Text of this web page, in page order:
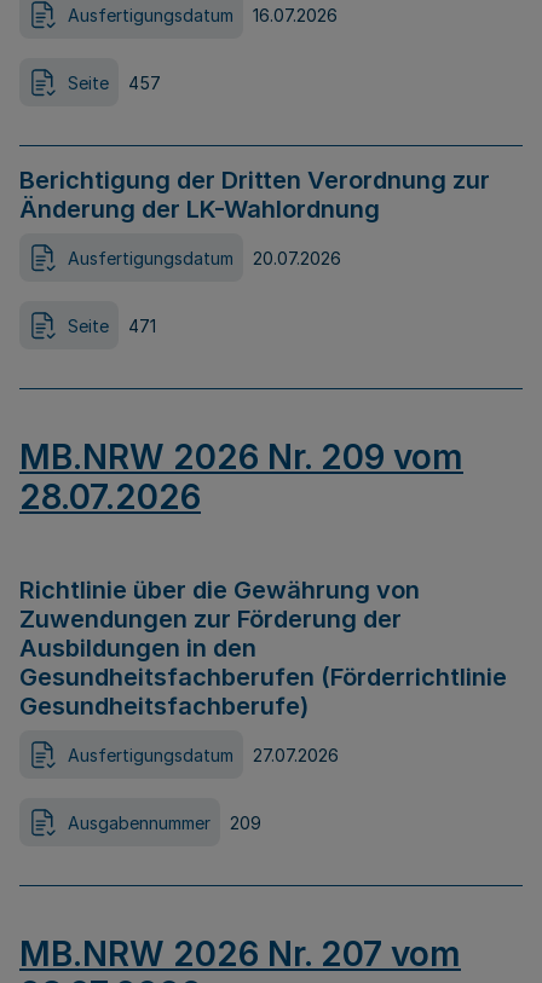
Ausfertigungsdatum 16.07.2026
Seite 457
Berichtigung der Dritten Verordnung zur
Änderung der LK-Wahlordnung
Ausfertigungsdatum 20.07.2026
Seite 471
MB.NRW 2026 Nr. 209 vom
28.07.2026
Richtlinie über die Gewährung von
Zuwendungen zur Förderung der
Ausbildungen in den
Gesundheitsfachberufen (Förderrichtlinie
Gesundheitsfachberufe)
Ausfertigungsdatum 27.07.2026
Ausgabennummer 209
MB.NRW 2026 Nr. 207 vom